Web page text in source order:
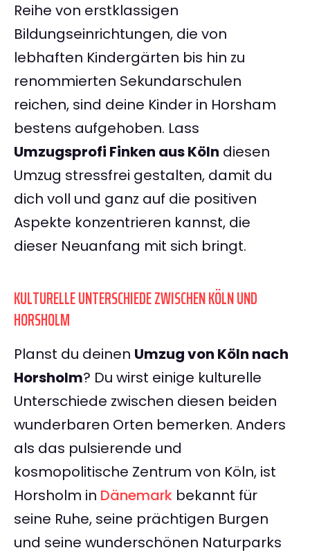
Reihe von erstklassigen
Bildungseinrichtungen, die von
lebhaften Kindergärten bis hin zu
renommierten Sekundarschulen
reichen, sind deine Kinder in Horsham
bestens aufgehoben. Lass
Umzugsprofi Finken aus Köln diesen
Umzug stressfrei gestalten, damit du
dich voll und ganz auf die positiven
Aspekte konzentrieren kannst, die
dieser Neuanfang mit sich bringt.
KULTURELLE UNTERSCHIEDE ZWISCHEN KÖLN UND
HORSHOLM
Planst du deinen Umzug von Köln nach
Horsholm? Du wirst einige kulturelle
Unterschiede zwischen diesen beiden
wunderbaren Orten bemerken. Anders
als das pulsierende und
kosmopolitische Zentrum von Köln, ist
Horsholm in Dänemark bekannt für
seine Ruhe, seine prächtigen Burgen
und seine wunderschönen Naturparks